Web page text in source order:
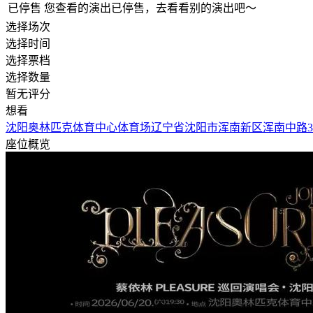
已停售 您查看的演出已停售，去看看别的演出吧～
选择场次
选择时间
选择票档
选择数量
暂无评分
想看
沈阳奥林匹克体育中心体育场辽宁省沈阳市浑南新区浑南中路
座位概览